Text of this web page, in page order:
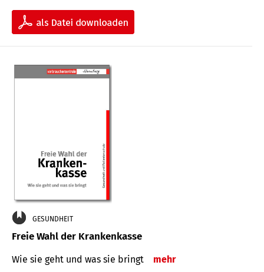
GESUNDHEIT
Freie Wahl der Krankenkasse
Wie sie geht und was sie bringt mehr